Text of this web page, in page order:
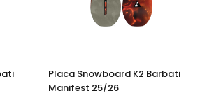
Placa Snowboard K2 Barbati
Manifest 25/26